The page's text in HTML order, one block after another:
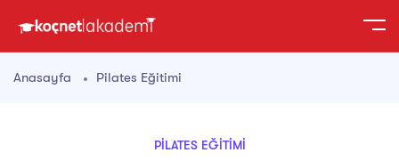
Anasayfa Pilates Eğitimi
PILATES EĞITIMI